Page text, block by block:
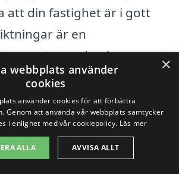
att din fastighet är i gott
är en
oavsett om du planerar att
bara vill ha en översyn av
hjälp av husbesiktning-
enkelt få kontakt med
som erbjuder
Vi gör det lätt
×
webbplats använder
cookies
använder cookies för att förbättra
Genom att använda vår webbplats samtycker
i enlighet med vår cookiepolicy. Läs mer
ALLA AVVISA ALLT